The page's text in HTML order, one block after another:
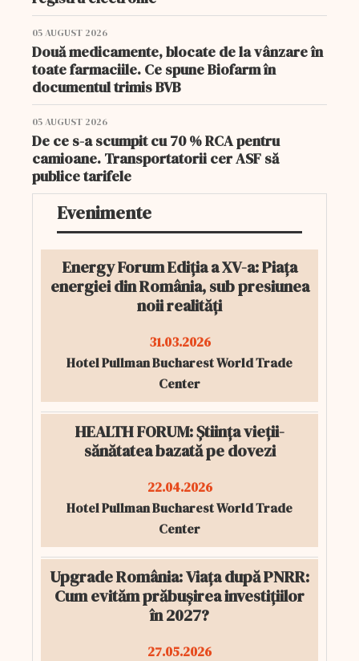
05 AUGUST 2026
Două medicamente, blocate de la vânzare în
toate farmaciile. Ce spune Biofarm în
documentul trimis BVB
05 AUGUST 2026
De ce s-a scumpit cu 70 % RCA pentru
camioane. Transportatorii cer ASF să
publice tarifele
Evenimente
Energy Forum Ediția a XV-a: Piața
energiei din România, sub presiunea
noii realități
31.03.2026
Hotel Pullman Bucharest World Trade
Center
HEALTH FORUM: Știința vieții-
sănătatea bazată pe dovezi
22.04.2026
Hotel Pullman Bucharest World Trade
Center
Upgrade România: Viața după PNRR:
Cum evităm prăbușirea investițiilor
în 2027?
27.05.2026